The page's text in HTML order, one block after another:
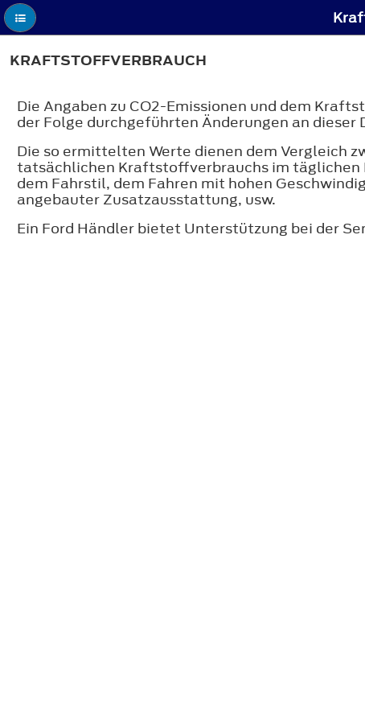
KRAFTSTOFFVERBRAUCH
Die Angaben zu CO2-Emissionen und dem
der Folge durchgeführten Änderungen an
Die so ermittelten Werte dienen dem Vergleich
tatsächlichen Kraftstoffverbrauchs im täglichen
dem Fahrstil, dem Fahren mit hohen
angebauter Zusatzausstattung, usw.
Ein Ford Händler bietet Unterstützung bei der